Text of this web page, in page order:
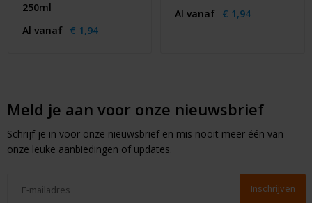
250ml
Al vanaf € 1,94
Al vanaf € 1,94
Meld je aan voor onze nieuwsbrief
Schrijf je in voor onze nieuwsbrief en mis nooit meer één van
onze leuke aanbiedingen of updates.